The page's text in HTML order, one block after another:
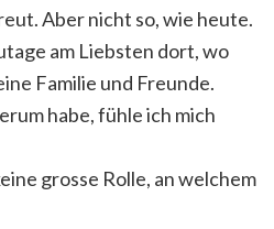
Aber nicht so, wie heute.
am Liebsten dort, wo
Familie und Freunde.
habe, fühle ich mich
grosse Rolle, an welchem